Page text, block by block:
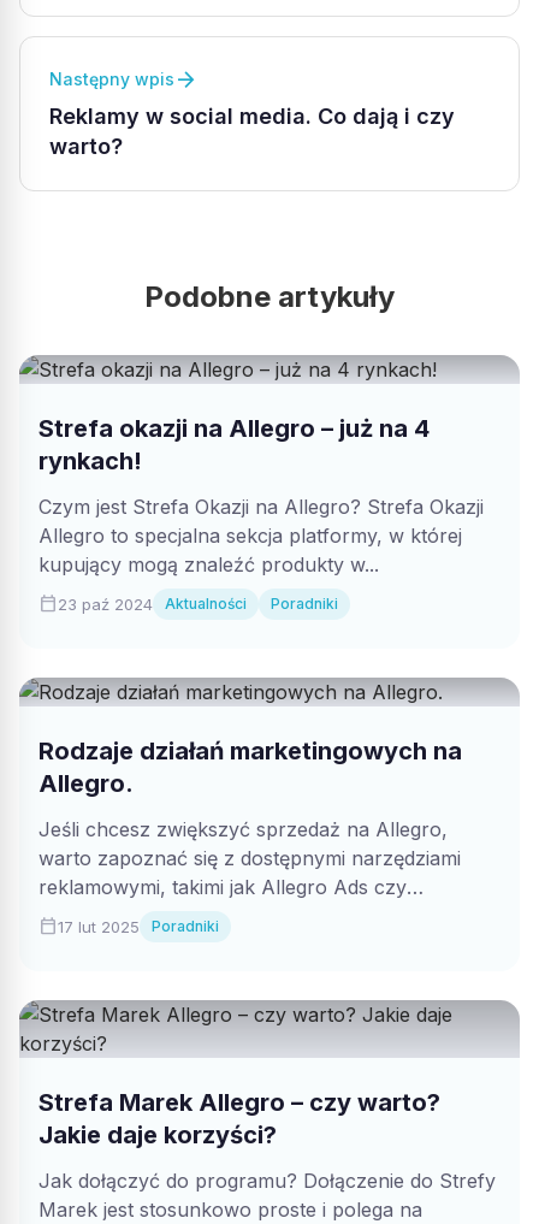
Następny wpis arrow_forward
Reklamy w social media. Co dają i czy
warto?
Podobne artykuły
Strefa okazji na Allegro – już na 4
rynkach!
Czym jest Strefa Okazji na Allegro? Strefa Okazji
Allegro to specjalna sekcja platformy, w której
kupujący mogą znaleźć produkty w...
calendar_today23 paź 2024 Aktualności Poradniki
Rodzaje działań marketingowych na
Allegro.
Jeśli chcesz zwiększyć sprzedaż na Allegro,
warto zapoznać się z dostępnymi narzędziami
reklamowymi, takimi jak Allegro Ads czy
Promocje, i...
calendar_today17 lut 2025 Poradniki
Strefa Marek Allegro – czy warto?
Jakie daje korzyści?
Jak dołączyć do programu? Dołączenie do Strefy
Marek jest stosunkowo proste i polega na